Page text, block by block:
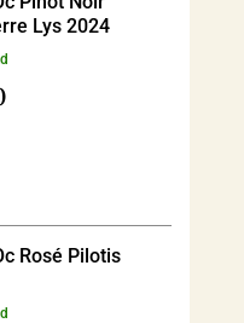
Lys 2024
Rosé Pilotis